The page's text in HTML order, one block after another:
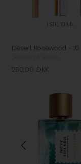
1 STK, 10 ML
Desert Rosewood -
250,00 DKK